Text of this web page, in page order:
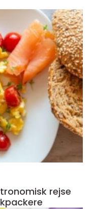
rejse